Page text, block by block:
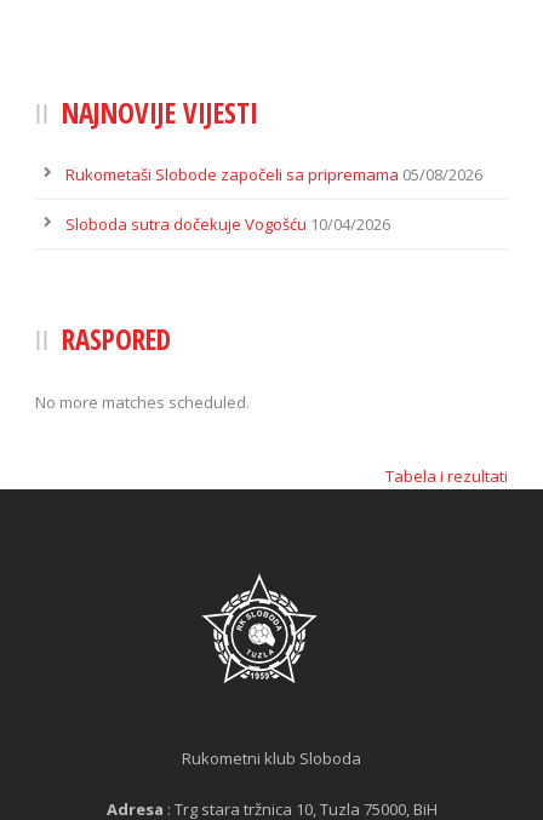
NAJNOVIJE VIJESTI
Rukometaši Slobode započeli sa pripremama 05/08/2026
Sloboda sutra dočekuje Vogošću 10/04/2026
RASPORED
No more matches scheduled.
Tabela i rezultati
Rukometni klub Sloboda
Adresa : Trg stara tržnica 10, Tuzla 75000, BiH